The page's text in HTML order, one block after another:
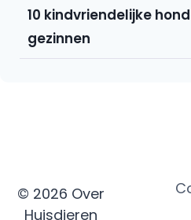
10 kindvriendelijke
gezinnen
© 2026 Over
Huisdieren